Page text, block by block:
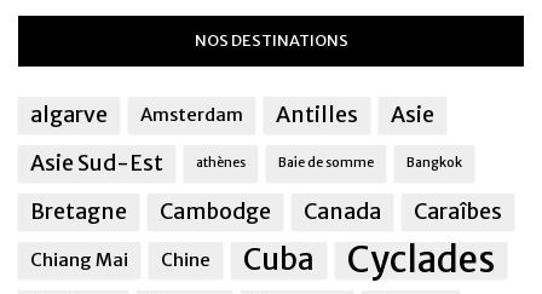
NOS DESTINATIONS
algarve Amsterdam Antilles
Asie
Asie Sud-Est
athènes Baie de somme Bangkok
Bretagne Cambodge Canada Caraîbes
Chiang Mai Chine Cuba Cyclades